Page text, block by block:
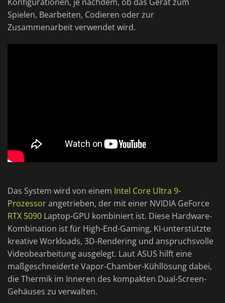
Spielen, Bearbeiten, Codieren oder zur
Zusammenarbeit verwendet wird.
Das System wird von einem Intel Core Ultra 9-
Prozessorangetrieben, der mit einer NVIDIA GeForce
RTX 5090 Laptop-GPU kombiniert ist. Diese Hardware-
Kombination ist für High-End-Gaming, KI-unterstützte
kreative Workloads, 3D-Rendering und anspruchsvolle
Videobearbeitung ausgelegt. Laut ASUS hilft eine
maßgeschneiderte Vapor-Chamber-Kühllösung dabei,
die Thermik im Inneren des kompakten Dual-Screen-
Gehäuses zu verwalten.